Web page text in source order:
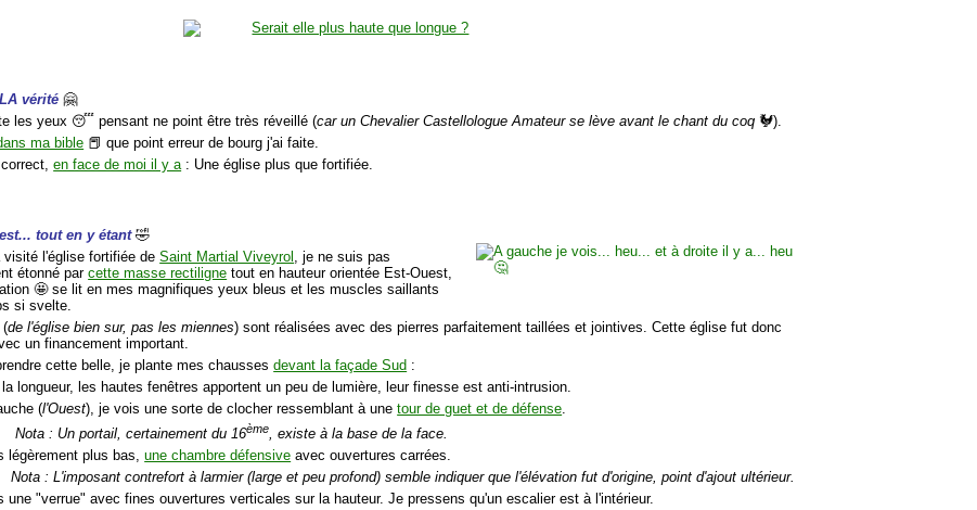
vérité🤗
les yeux 😴 pensant ne point être très réveillé (car un Chevalier Castellologue Amateur se lève avant le chant du coq 🐓).
ma bible 📕 que point erreur de bourg j'ai faite.
correct,en face de moi il y a : Une église plus que fortifiée.
tout en y étant🤣
visité l'église fortifiée deSaint Martial Viveyrol
, je ne suis pas
étonné parcette masse rectiligne tout en hauteur orientée Est-Ouest,
🤩 se lit en mes magnifiques yeux bleus et les muscles saillants
si svelte.
(de l'église bien sur, pas les miennes) sont réalisées avec des pierres parfaitement taillées et jointives. Cette église fut donc
un financement important.
cette belle, je plante mes chaussesdevant la façade Sud :
longueur, les hautes fenêtres apportent un peu de lumière, leur finesse est anti-intrusion.
(l'Ouest), je vois une sorte de clocher ressemblant à unetour de guet et de défense
Nota : Un portail, certainement du 16ème, existe à la base de la face.
légèrement plus bas,une chambre défensive avec ouvertures carrées.
Nota : L'imposant contrefort à larmier (large et peu profond) semble indiquer que l'élévation fut d'origine, point d'ajout ultérieur.
une "verrue" avec fines ouvertures verticales sur la hauteur. Je pressens qu'un escalier est à l'intérieur.